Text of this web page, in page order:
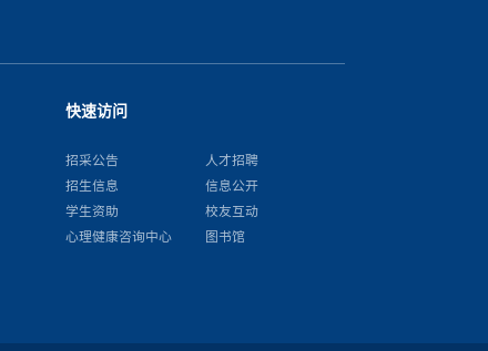
快速访问
招采公告 人才招聘
招生信息 信息公开
学生资助 校友互动
心理健康咨询中心 图书馆